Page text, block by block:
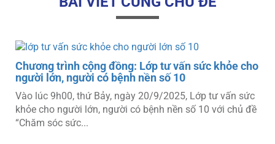
Chương trình cộng đồng: Lớp tư vấn sức khỏe cho
người lớn, người có bệnh nền số 10
Vào lúc 9h00, thứ Bảy, ngày 20/9/2025, Lớp tư vấn sức
khỏe cho người lớn, người có bệnh nền số 10 với chủ đề
“Chăm sóc sức...